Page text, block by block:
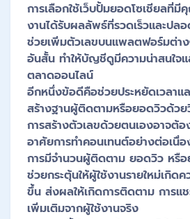
การเลือกใช้เว็บปั้มยอดโซเชียลที่
งานได้รับผลลัพธ์ที่รวดเร็วและปล
ช่วยเพิ่มตัวเลขบนแพลตฟอร์มต่าง
อันสั้น ทำให้บัญชีดูมีความน่าสนใจ
ตลาดออนไลน์
อีกหนึ่งข้อดีคือช่วยประหยัดเวลาแ
สร้างฐานผู้ติดตามหรือยอดวิวด้วย
การสร้างตัวเลขด้วยตนเองอาจต้อ
อาศัยการทำคอนเทนต์อย่างต่อเนื่อ
การมีจำนวนผู้ติดตาม ยอดวิว หรื
ช่วยกระตุ้นให้ผู้ใช้งานรายใหม่เกิด
ขึ้น ส่งผลให้เกิดการติดตาม การแ
เพิ่มเติมจากผู้ใช้งานจริง